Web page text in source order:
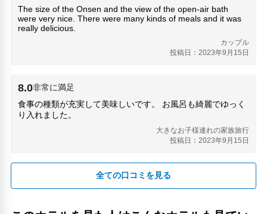
The size of the Onsen and the view of the open-air bath
were very nice. There were many kinds of meals and it was
really delicious.
カップル
投稿日：2023年9月15日
8.0非常に満足
食事の種類が充実して美味しいです。 お風呂も綺麗でゆっく
り入れました。
大きなお子様連れの家族旅行
投稿日：2023年9月15日
全ての口コミを見る